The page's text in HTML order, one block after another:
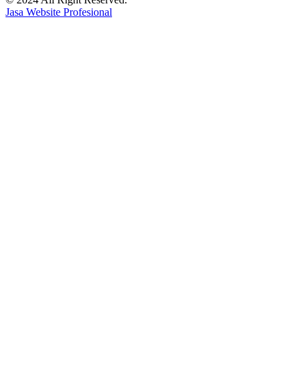
Jasa Website Profesional